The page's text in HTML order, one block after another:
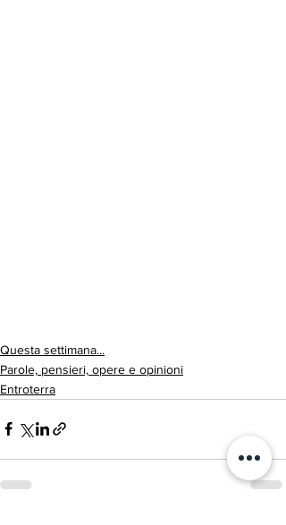
Questa settimana...
Parole, pensieri, opere e opinioni
Entroterra